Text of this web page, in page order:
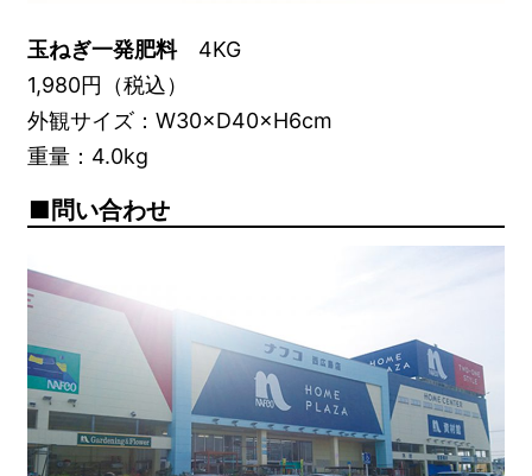
玉ねぎ一発肥料4KG
1,980円（税込）
外観サイズ：W30×D40×H6cm
重量：4.0kg
問い合わせ